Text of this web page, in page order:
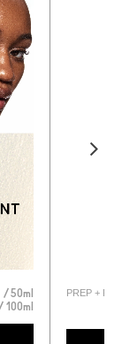
50ml
PREP +